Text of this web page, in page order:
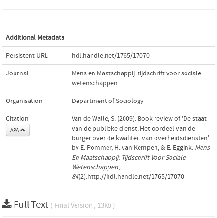
Additional Metadata
Persistent URL hdl.handle.net/1765/17070
Journal
Mens en Maatschappij: tijdschrift voor sociale
wetenschappen
Organisation Department of Sociology
Citation
APA
Van de Walle, S. (2009). Book review of 'De staat
van de publieke dienst: Het oordeel van de
burger over de kwaliteit van overheidsdiensten'
by E. Pommer, H. van Kempen, & E. Eggink. Mens
En Maatschappij: Tijdschrift Voor Sociale
Wetenschappen,
84(2).http://hdl.handle.net/1765/17070
Full Text ( Final Version , 13kb )